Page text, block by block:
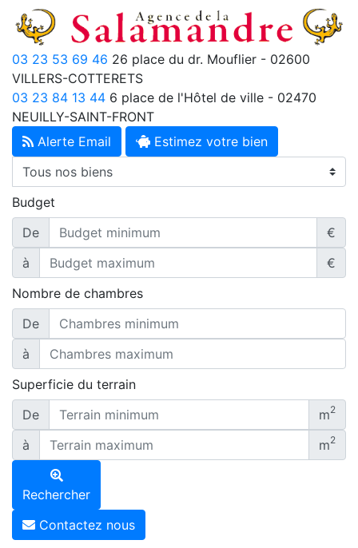
03 23 53 69 46 26 place du dr. Mouflier - 02600
VILLERS-COTTERETS
03 23 84 13 44 6 place de l'Hôtel de ville - 02470
NEUILLY-SAINT-FRONT
Alerte Email
Estimez votre bien
Budget
De
€
à
€
Nombre de chambres
De
à
Superficie du terrain
De
m2
à m2
Rechercher
Contactez nous